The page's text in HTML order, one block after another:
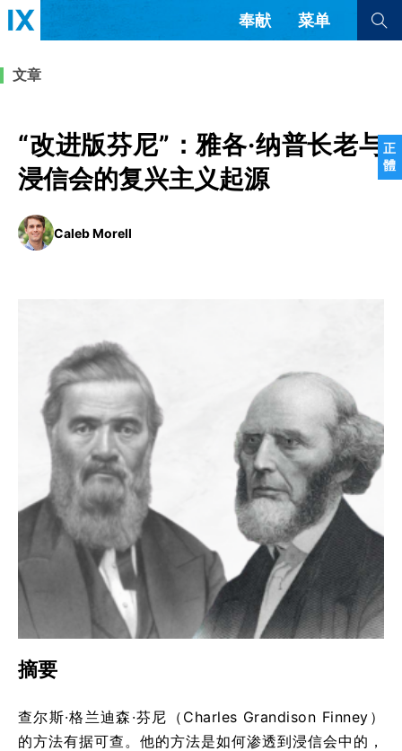
正
體
奉献 菜单
来信
教会带领
查看全部
查看全部
越南语
韩语
阿拉伯语
阿尔巴尼亚语
塞尔维亚语 柬埔寨语
文章
“改进版芬尼”：雅各·纳普长老与
浸信会的复兴主义起源
Caleb Morell
摘要
查尔斯·格兰迪森·芬尼（Charles Grandison Finney）
的方法有据可查。他的方法是如何渗透到浸信会中的，